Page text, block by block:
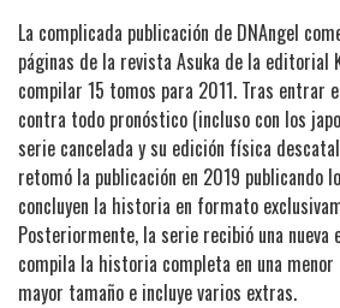
La complicada publicación de DNAngel
páginas de la revista Asuka de la editorial
compilar 15 tomos para 2011. Tras entrar
contra todo pronóstico (incluso con los
serie cancelada y su edición física
retomó la publicación en 2019 publicando
concluyen la historia en formato
Posteriormente, la serie recibió una
compila la historia completa en una
mayor tamaño e incluye varios extras.